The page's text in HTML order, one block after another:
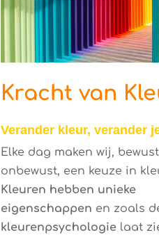
Kracht van
Verander kleur, verander
Elke dag maken wij,
onbewust, een keuze in
Kleuren hebben unieke
eigenschappen en zoals
kleurenpsychologie laat